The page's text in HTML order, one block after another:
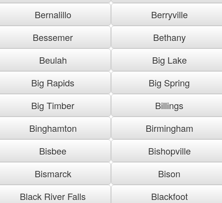
Bernalillo
Berryville
Bessemer
Bethany
Beulah
Big Lake
Big Rapids
Big Spring
Big Timber
Billings
Binghamton
Birmingham
Bisbee
Bishopville
Bismarck
Bison
Black River Falls
Blackfoot